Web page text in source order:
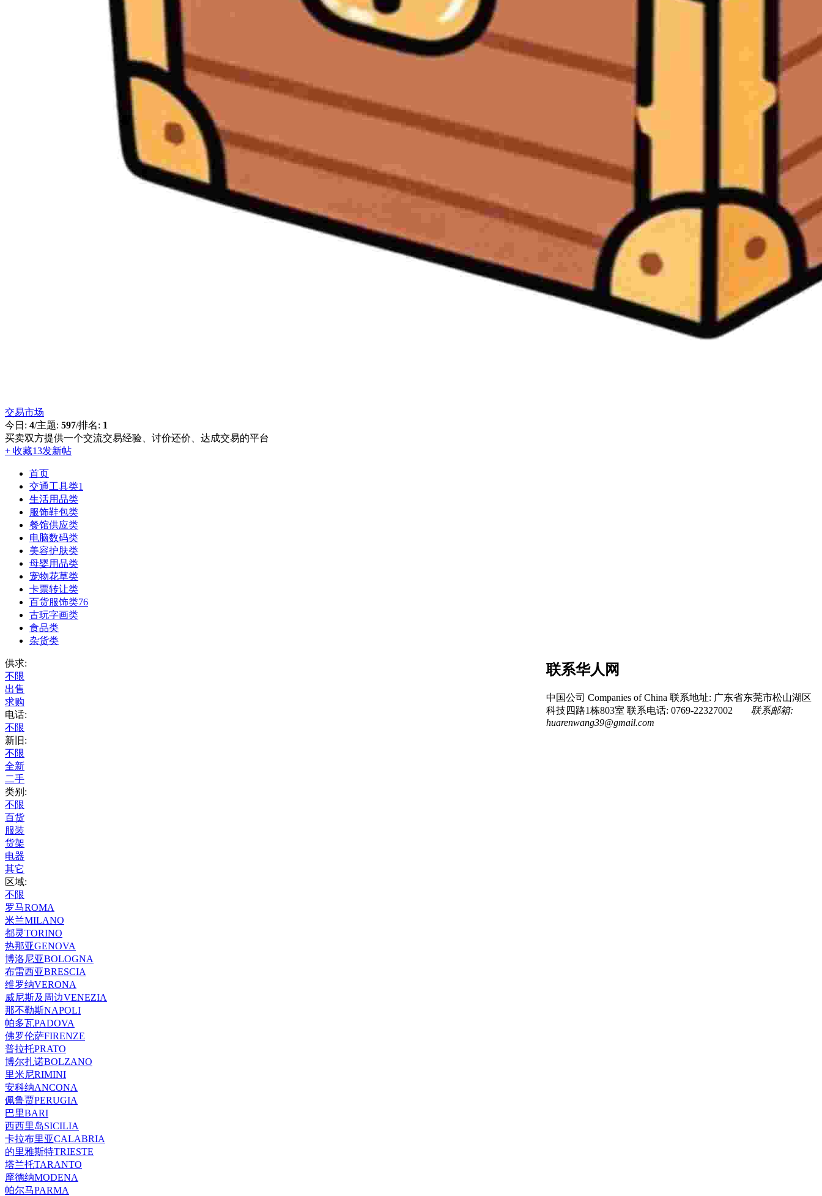
交易市场
今日: 4/主题: 597/排名: 1
买卖双方提供一个交流交易经验、讨价还价、达成交易的平台
+ 收藏13发新帖
首页
交通工具类1
生活用品类
服饰鞋包类
餐馆供应类
电脑数码类
美容护肤类
母婴用品类
宠物花草类
卡票转让类
百货服饰类76
古玩字画类
食品类
杂货类
供求:
不限
出售
求购
电话:
不限
新旧:
不限
全新
二手
类别:
不限
百货
服装
货架
电器
其它
区域:
不限
罗马ROMA
米兰MILANO
都灵TORINO
热那亚GENOVA
博洛尼亚BOLOGNA
布雷西亚BRESCIA
维罗纳VERONA
威尼斯及周边VENEZIA
那不勒斯NAPOLI
帕多瓦PADOVA
佛罗伦萨FIRENZE
普拉托PRATO
博尔扎诺BOLZANO
里米尼RIMINI
安科纳ANCONA
佩鲁贾PERUGIA
巴里BARI
西西里岛SICILIA
卡拉布里亚CALABRIA
的里雅斯特TRIESTE
塔兰托TARANTO
摩德纳MODENA
帕尔马PARMA
联系华人网
中国公司 Companies of China 联系地址: 广东省东莞市松山湖区
科技四路1栋803室 联系电话: 0769-22327002
联系邮箱:
huarenwang39@gmail.com